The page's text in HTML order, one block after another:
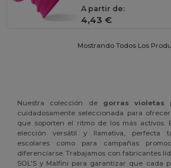
A partir de:
4,43 €
Mostrando Todos Los
Nuestra colección de gorras violetas
cuidadosamente seleccionada para
que soporten el ritmo de los más activos.
elección versátil y llamativa, perfecta
escolares como para campañas
diferenciarse. Trabajamos con fabricantes
SOL'S y Malfini para garantizar que cada